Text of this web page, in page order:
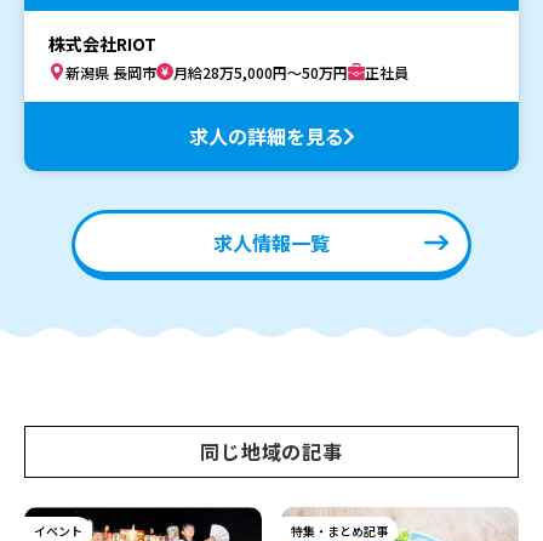
株式会社RIOT
新潟県 長岡市 月給28万5,000円～50万円 正社員
求人の詳細を見る
求人情報一覧
同じ地域の記事
イベント 特集・まとめ記事